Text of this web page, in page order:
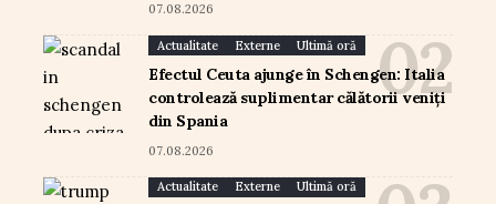
07.08.2026
Actualitate Externe Ultimă oră
Efectul Ceuta ajunge în Schengen: Italia
controlează suplimentar călătorii veniți
din Spania
07.08.2026
Actualitate Externe Ultimă oră